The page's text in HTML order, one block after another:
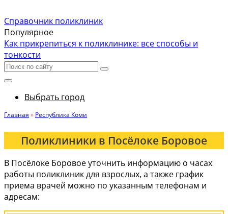
Справочник поликлиник
Популярное
Как прикрепиться к поликлинике: все способы и
тонкости
Выбрать город
Главная » Республика Коми
Поликлиники в Посёлоке Боровое
В Посёлоке Боровое уточнить информацию о часах
работы поликлиник для взрослых, а также график
приема врачей можно по указанным телефонам и
адресам: